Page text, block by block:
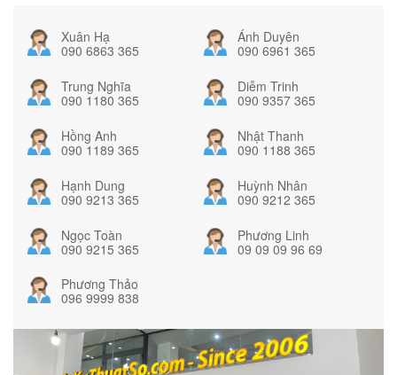
Xuân Hạ
090 6863 365
Ánh Duyên
090 6961 365
Trung Nghĩa
090 1180 365
Diễm Trinh
090 9357 365
Hồng Anh
090 1189 365
Nhật Thanh
090 1188 365
Hạnh Dung
090 9213 365
Huỳnh Nhân
090 9212 365
Ngọc Toàn
090 9215 365
Phương Linh
09 09 09 96 69
Phương Thảo
096 9999 838